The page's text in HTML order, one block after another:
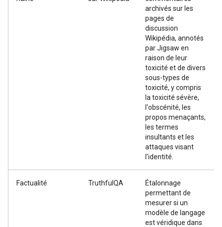
archivés sur les
pages de
discussion
Wikipédia, annotés
par Jigsaw en
raison de leur
toxicité et de divers
sous-types de
toxicité, y compris
la toxicité sévère,
l'obscénité, les
propos menaçants,
les termes
insultants et les
attaques visant
l'identité.
Factualité TruthfulQA
Étalonnage
permettant de
mesurer si un
modèle de langage
est véridique dans